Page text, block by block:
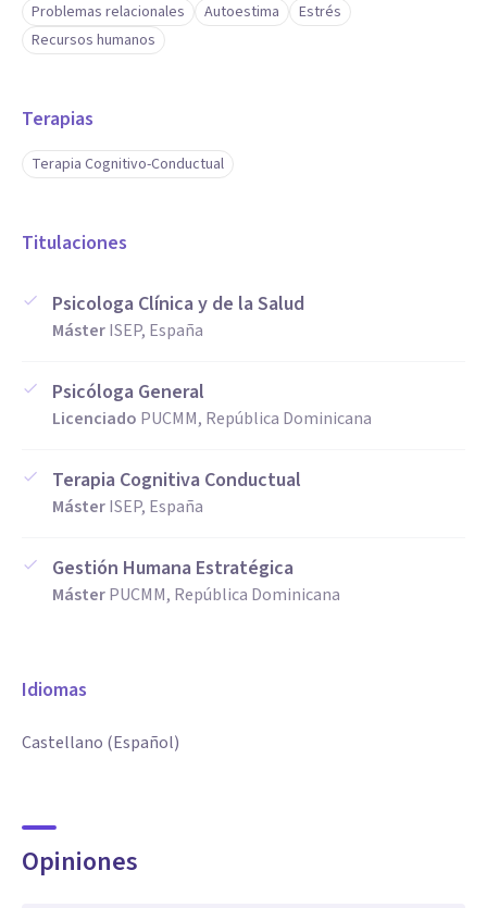
Problemas relacionales
Autoestima
Estrés
Recursos humanos
Terapias
Terapia Cognitivo-Conductual
Titulaciones
Psicologa Clínica y de la Salud
MásterISEP, España
Psicóloga General
Licenciado PUCMM, República Dominicana
Terapia Cognitiva Conductual
MásterISEP, España
Gestión Humana Estratégica
MásterPUCMM, República Dominicana
Idiomas
Castellano (Español)
Opiniones